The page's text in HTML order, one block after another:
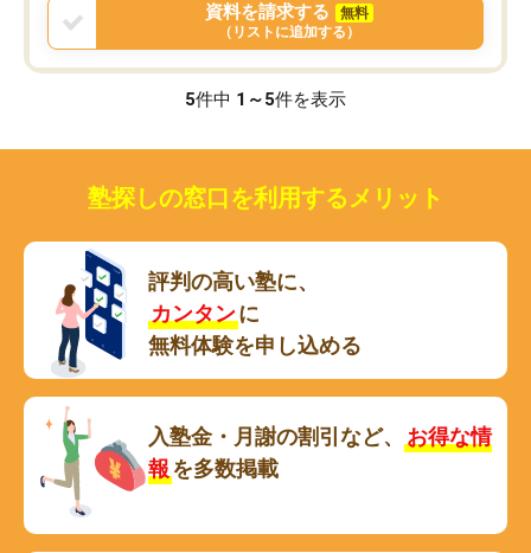
資料を請求する
無料
（リストに追加する）
5件中 1～5件を表示
塾探しの窓口を利用するメリット
評判の高い塾に、
カンタンに
無料体験を申し込める
入塾金・月謝の割引など、
お得な情
報を多数掲載